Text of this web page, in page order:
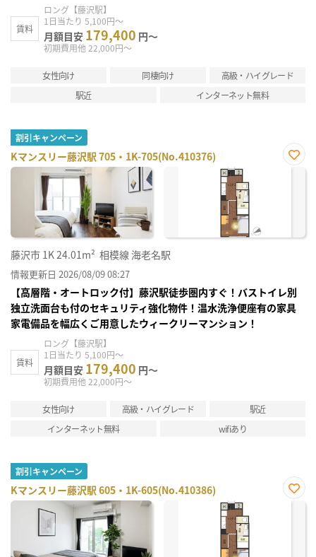
賃料
ロング【藤沢駅】
1日当たり 5,100円～
月額目安 179,400 円～
初期費用他 22,000円～
女性向け 同棲向け
高級・ハイグレード
駅近
インターネット無料
割引キャンペーン
Kマンスリー藤沢駅 705・1K-705(No.410376)
お気
藤沢市 1K24.01m² 相模線 海老名駅
情報更新日 2026/08/09 08:27
【高層階・オートロック付】藤沢駅徒歩圏内すぐ！バストイレ別
独立洗面台も付のセキュリティ強化物件！温水洗浄便座有の家具
家電備品を幅広くご用意したウィークリーマンション！
賃料
ロング【藤沢駅】
1日当たり 5,100円～
月額目安 179,400 円～
初期費用他 22,000円～
女性向け 高級・ハイグレード
駅近
インターネット無料
wifiあり
割引キャンペーン
Kマンスリー藤沢駅 605・1K-605(No.410386)
お気